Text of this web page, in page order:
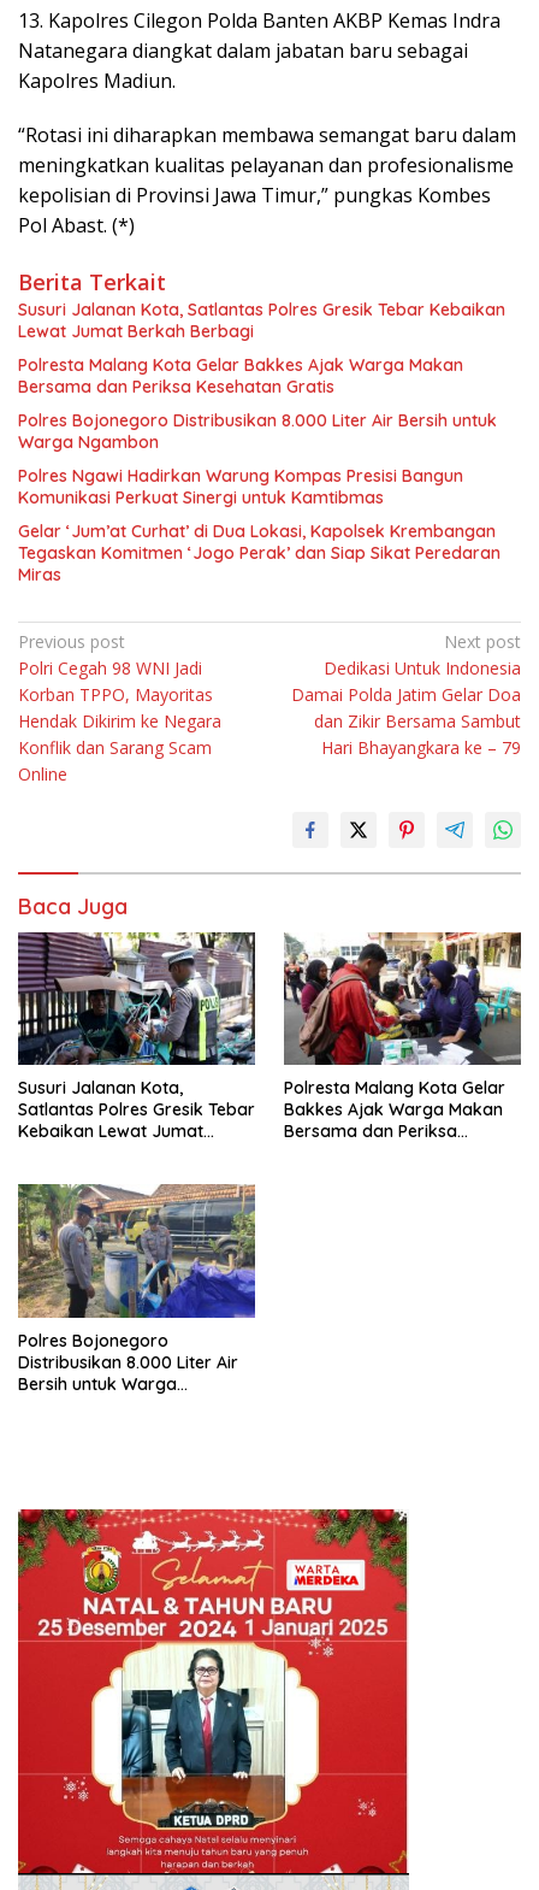
13. Kapolres Cilegon Polda Banten AKBP Kemas Indra
Natanegara diangkat dalam jabatan baru sebagai
Kapolres Madiun.
“Rotasi ini diharapkan membawa semangat baru dalam
meningkatkan kualitas pelayanan dan profesionalisme
kepolisian di Provinsi Jawa Timur,” pungkas Kombes
Pol Abast. (*)
Berita Terkait
Susuri Jalanan Kota, Satlantas Polres Gresik Tebar Kebaikan
Lewat Jumat Berkah Berbagi
Polresta Malang Kota Gelar Bakkes Ajak Warga Makan
Bersama dan Periksa Kesehatan Gratis
Polres Bojonegoro Distribusikan 8.000 Liter Air Bersih untuk
Warga Ngambon
Polres Ngawi Hadirkan Warung Kompas Presisi Bangun
Komunikasi Perkuat Sinergi untuk Kamtibmas
Gelar ‘Jum’at Curhat’ di Dua Lokasi, Kapolsek Krembangan
Tegaskan Komitmen ‘Jogo Perak’ dan Siap Sikat Peredaran
Miras
Navigasi
pos
Previous post
Polri Cegah 98 WNI Jadi
Korban TPPO, Mayoritas
Hendak Dikirim ke Negara
Konflik dan Sarang Scam
Online
Next post
Dedikasi Untuk Indonesia
Damai Polda Jatim Gelar Doa
dan Zikir Bersama Sambut
Hari Bhayangkara ke – 79
Baca Juga
Susuri Jalanan Kota,
Satlantas Polres Gresik Tebar
Kebaikan Lewat Jumat
Polresta Malang Kota Gelar
Bakkes Ajak Warga Makan
Bersama dan Periksa
Polres Bojonegoro
Distribusikan 8.000 Liter Air
Bersih untuk Warga